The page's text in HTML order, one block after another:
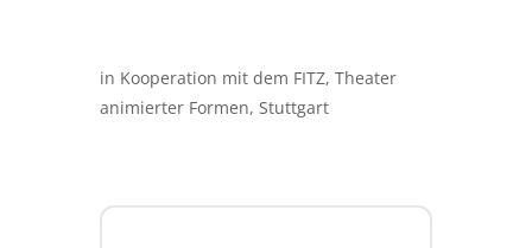
in Kooperation mit dem FITZ, Theater
animierter Formen, Stuttgart